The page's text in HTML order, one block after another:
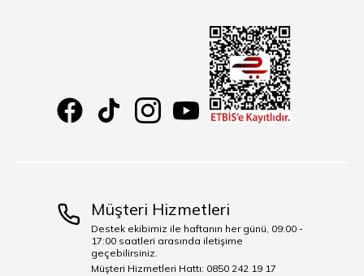
Müşteri Hizmetleri
Destek ekibimiz ile haftanın her günü, 09:00 -
17:00 saatleri arasında iletişime
geçebilirsiniz.
Müşteri Hizmetleri Hattı: 0850 242 19 17